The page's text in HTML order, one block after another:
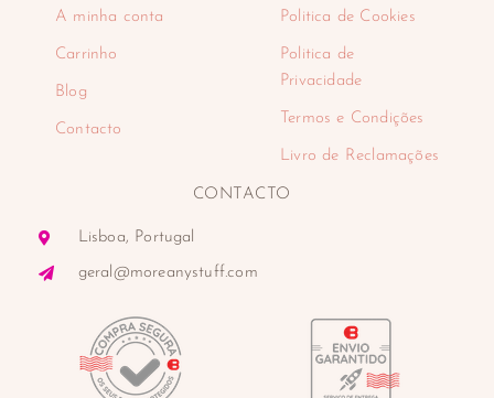
A minha conta
Carrinho
Blog
Contacto
Politica de Cookies
Politica de
Privacidade
Termos e Condições
Livro de Reclamações
CONTACTO
Lisboa, Portugal
geral@moreanystuff.com